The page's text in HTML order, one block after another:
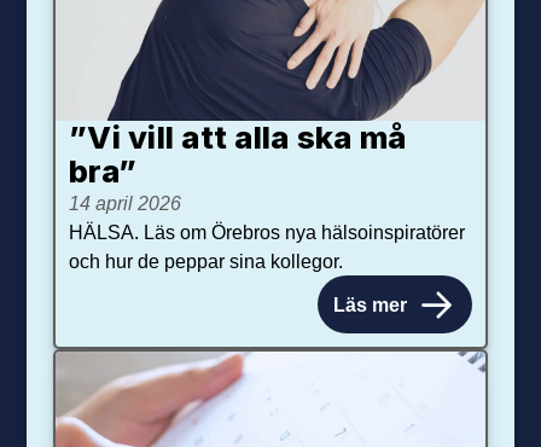
”Vi vill att alla ska må
bra”
14 april 2026
HÄLSA. Läs om Örebros nya hälsoinspiratörer
och hur de peppar sina kollegor.
Läs mer